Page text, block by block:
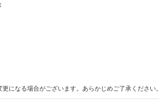
になる場合がございます。あらかじめご了承ください。